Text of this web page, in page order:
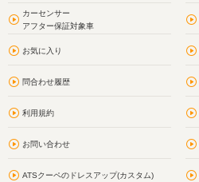
カーセンサー
アフター保証対象車
お気に入り
問合わせ履歴
利用規約
お問い合わせ
ATSクーペのドレスアップ(カスタム)